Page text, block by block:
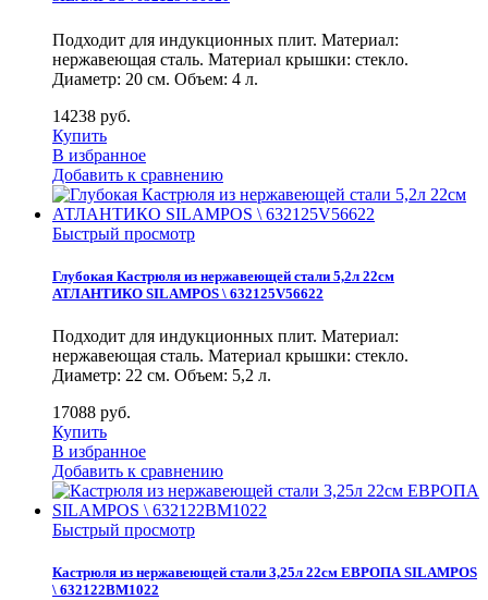
Подходит для индукционных плит. Материал:
нержавеющая сталь. Материал крышки: стекло.
Диаметр: 20 см. Объем: 4 л.
14238 руб.
Купить
В избранное
Добавить к сравнению
Быстрый просмотр
Глубокая Кастрюля из нержавеющей стали 5,2л 22см
АТЛАНТИКО SILAMPOS \ 632125V56622
Подходит для индукционных плит. Материал:
нержавеющая сталь. Материал крышки: стекло.
Диаметр: 22 см. Объем: 5,2 л.
17088 руб.
Купить
В избранное
Добавить к сравнению
Быстрый просмотр
Кастрюля из нержавеющей стали 3,25л 22см ЕВРОПА SILAMPOS
\ 632122BM1022